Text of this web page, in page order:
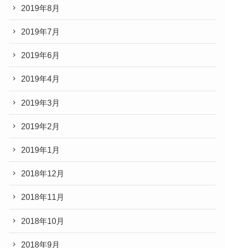
2019年8月
2019年7月
2019年6月
2019年4月
2019年3月
2019年2月
2019年1月
2018年12月
2018年11月
2018年10月
2018年9月